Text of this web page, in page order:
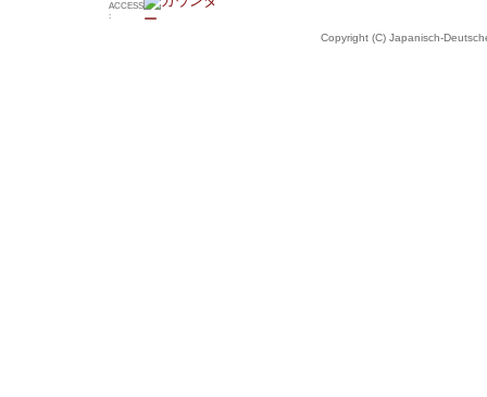
ACCESS
:
Copyright (C) Japanisch-